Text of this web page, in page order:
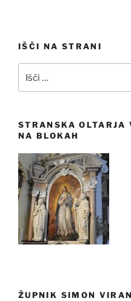
IŠČI NA STRANI
STRANSKA
NA BLOKAH
ŽUPNIK SIMON